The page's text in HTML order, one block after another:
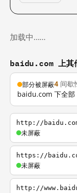
加载中……
baidu.com 上其
部分被屏蔽4 间歇
baidu.com 下全
http://
未屏蔽
https://
未屏蔽
http://